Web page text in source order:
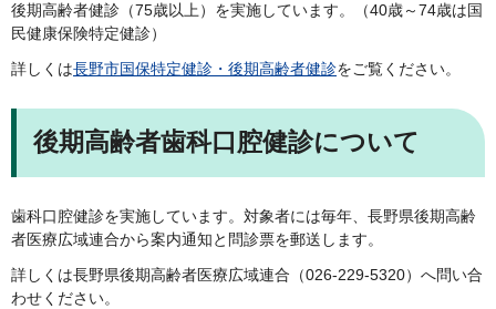
後期高齢者健診（75歳以上）を実施しています。（40歳～74歳は国
民健康保険特定健診）
詳しくは長野市国保特定健診・後期高齢者健診をご覧ください。
後期高齢者歯科口腔健診について
歯科口腔健診を実施しています。対象者には毎年、長野県後期高齢
者医療広域連合から案内通知と問診票を郵送します。
詳しくは長野県後期高齢者医療広域連合（026-229-5320）へ問い合
わせください。